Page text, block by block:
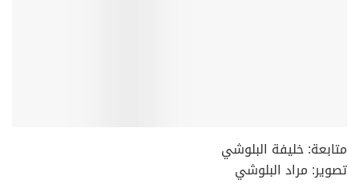
متابعة: خليفة البلوشي
تصوير: مراد البلوشي